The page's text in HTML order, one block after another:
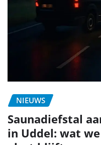
NIEUWS
Saunadiefstal
in Uddel: wat